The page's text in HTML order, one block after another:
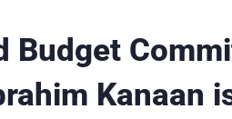
Budget
Kanaan